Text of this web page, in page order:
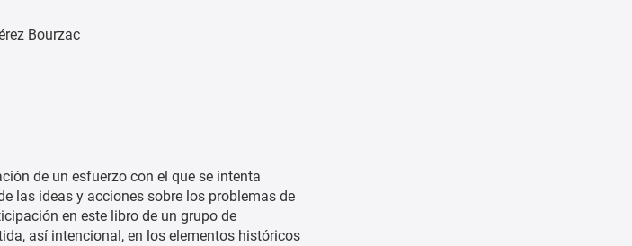
Bourzac
de un esfuerzo con el que se intenta
las ideas y acciones sobre los problemas de
en este libro de un grupo de
así intencional, en los elementos históricos